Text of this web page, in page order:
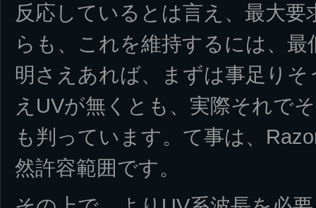
反応しているとは言え、最大
らも、これを維持するには、
明さえあれば、まずは事足り
えUVが無くとも、実際それで
も判っています。て事は、
然許容範囲です。